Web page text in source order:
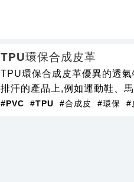
TPU環保合成皮革
TPU環保合成皮革優異的透
排汗的產品上,例如運動鞋、
#PVC #TPU #合成皮 #環保 #